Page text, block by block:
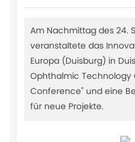
Am Nachmittag des 24.
veranstaltete das
Europa (Duisburg) in
Ophthalmic Technology
Conference" und eine
für neue Projekte.